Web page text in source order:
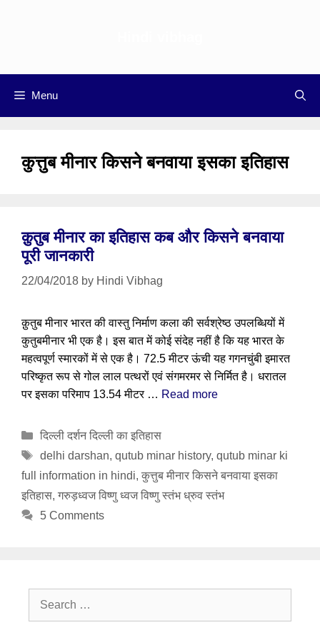
Menu
कुत्तुब मीनार किसने बनवाया इसका इतिहास
क़ुतुब मीनार का इतिहास कब और किसने बनवाया
पूरी जानकारी
22/04/2018 by Hindi Vibhag
क़ुतुब मीनार भारत की वास्तु निर्माण कला की सर्वश्रेष्ठ उपलब्धियों में
कुतुबमीनार भी एक है। इस बात में कोई संदेह नहीं है कि यह भारत के
महत्वपूर्ण स्मारकों में से एक है। 72.5 मीटर ऊंची यह गगनचुंबी इमारत
परिष्कृत रूप से गोल लाल पत्थरों एवं संगमरमर से निर्मित है। धरातल
पर इसका परिमाप 13.54 मीटर … Read more
Categories
दिल्ली दर्शन दिल्ली का इतिहास
Tags
delhi darshan, qutub minar history, qutub minar ki
full information in hindi, कुत्तुब मीनार किसने बनवाया इसका
इतिहास, गरुड़ध्वज विष्णु ध्वज विष्णु स्तंभ ध्रुव स्तंभ
5 Comments
Search